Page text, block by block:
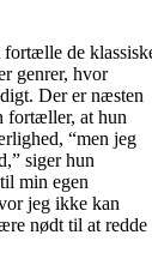
de
genrer, hvor
Der er næsten
fortæller, at hun
“men jeg
siger hun
min egen
jeg ikke kan
nødt til at redde